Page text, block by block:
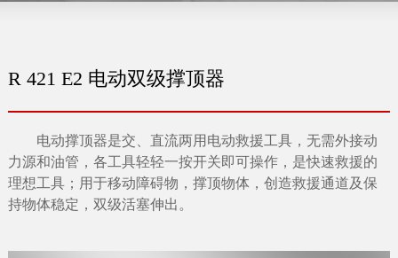
R 421 E2 电动双级撑顶器
电动撑顶器是交、直流两用电动救援工具，无需外接动
力源和油管，各工具轻轻一按开关即可操作，是快速救援的
理想工具；用于移动障碍物，撑顶物体，创造救援通道及保
持物体稳定，双级活塞伸出。